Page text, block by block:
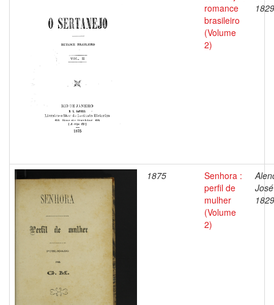
romance
brasileiro
(Volume
2)
1875
Senhora :
perfil de
mulher
(Volume
2)